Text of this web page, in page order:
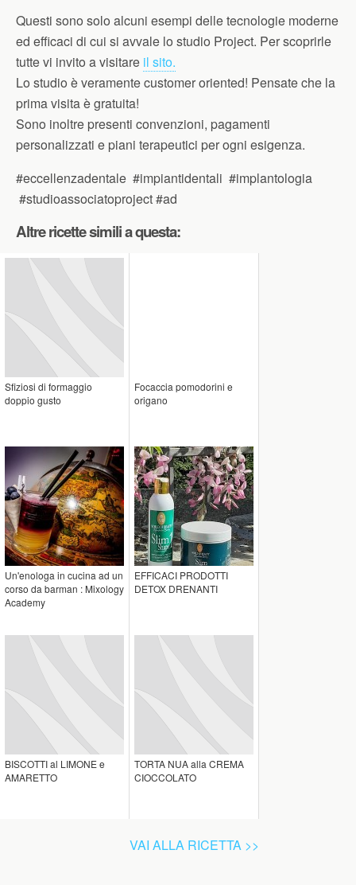
Questi sono solo alcuni esempi delle tecnologie moderne
ed efficaci di cui si avvale lo studio Project. Per scoprirle
tutte vi invito a visitare il sito.
Lo studio è veramente customer oriented! Pensate che la
prima visita è gratuita!
Sono inoltre presenti convenzioni, pagamenti
personalizzati e piani terapeutici per ogni esigenza.
#eccellenzadentale #impiantidentali #implantologia
#studioassociatoproject #ad
Altre ricette simili a questa:
Sfiziosi di formaggio
doppio gusto
Focaccia pomodorini e
origano
Un'enologa in cucina ad un
corso da barman : Mixology
Academy
EFFICACI PRODOTTI
DETOX DRENANTI
BISCOTTI al LIMONE e
AMARETTO
TORTA NUA alla CREMA
CIOCCOLATO
VAI ALLA RICETTA >>